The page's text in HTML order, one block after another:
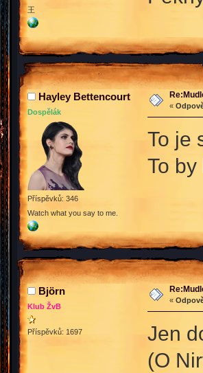
王
Hayley Bettencourt
Dospělák
Příspěvků: 346
Watch what you say to me.
«
To je
To by
Björn
Klub ŽvB
Příspěvků: 1697
«
Jen
(O